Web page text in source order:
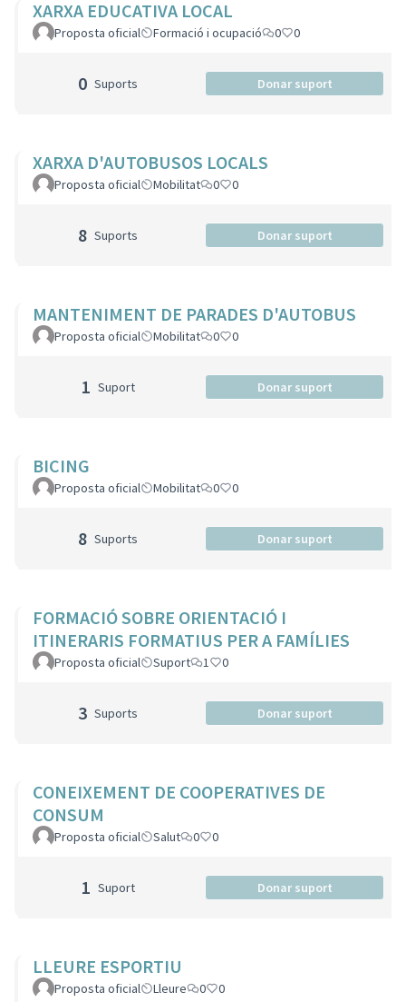
XARXA EDUCATIVA LOCAL
Proposta oficial Formació i ocupació 0 0
0 Suports Donar suport
XARXA D'AUTOBUSOS LOCALS
Proposta oficial Mobilitat 0 0
8 Suports Donar suport
MANTENIMENT DE PARADES D'AUTOBUS
Proposta oficial Mobilitat 0 0
1 Suport Donar suport
BICING
Proposta oficial Mobilitat 0 0
8 Suports Donar suport
FORMACIÓ SOBRE ORIENTACIÓ I
ITINERARIS FORMATIUS PER A FAMÍLIES
Proposta oficial Suport 1 0
3 Suports Donar suport
CONEIXEMENT DE COOPERATIVES DE
CONSUM
Proposta oficial Salut 0 0
1 Suport Donar suport
LLEURE ESPORTIU
Proposta oficial Lleure 0 0